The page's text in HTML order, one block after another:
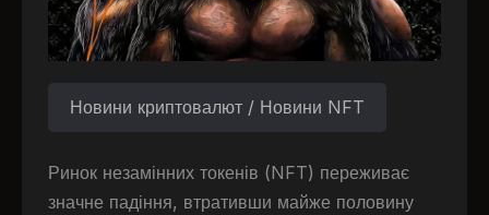
Новини криптовалют / Новини NFT
Ринок незамінних токенів (NFT) переживає
значне падіння, втративши майже половину